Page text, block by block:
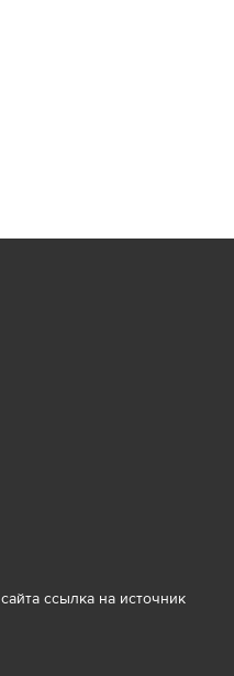
ссылка на источник